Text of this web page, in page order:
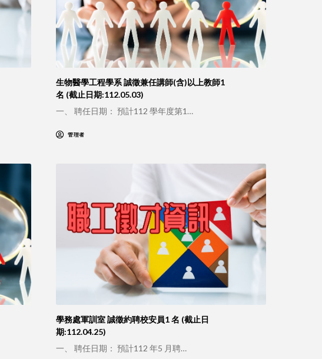
生物醫學工程學系 誠徵兼任講師(含)以上教師1
名 (截止日期:112.05.03)
一、 聘任日期： 預計112 學年度第1…
管理者
學務處軍訓室 誠徵約聘校安員1 名 (截止日
期:112.04.25)
一、 聘任日期： 預計112 年5 月聘…